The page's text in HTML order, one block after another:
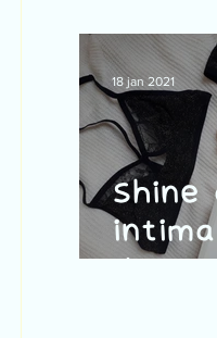
Shine
18 jan 2021